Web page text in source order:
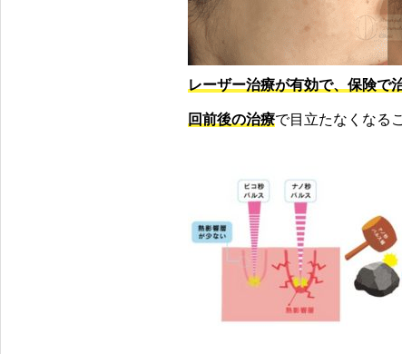
レーザー治療が有効で、保険で
回前後の治療で目立たなくなる